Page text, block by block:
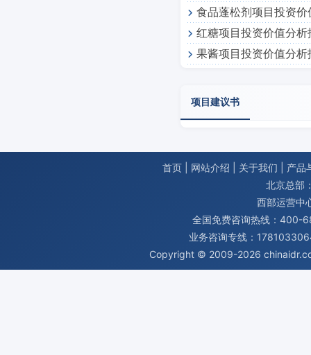
食品蓬松剂项目投资价
红糖项目投资价值分析
果酱项目投资价值分析
项目建议书
首页 网站介绍 关于我们
产品
北京总部
西部运营中
全国免费咨询热线：400-
业务咨询专线：
Copyright © 2009-2026